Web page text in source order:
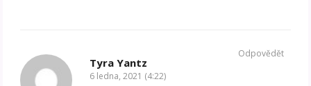
Tyra Yantz
6 ledna, 2021 (4:22)
Odpovědět